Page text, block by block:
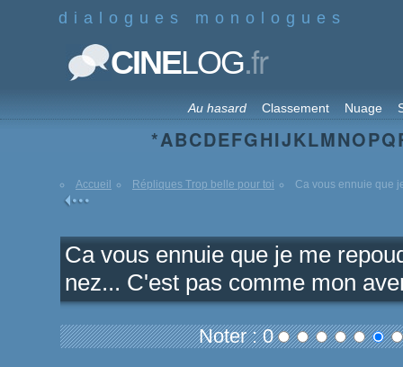
dialogues monologues
CINELOG.fr
Au hasard Classement Nuage
*ABCDEFGHIJKLMNOPQ
Accueil Répliques Trop belle pour toi Ca vous ennuie que
Ca vous ennuie que je me
nez... C'est pas comme mon
Noter : 0